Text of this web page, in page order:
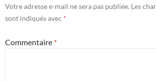
Votre adresse e-mail ne sera pas publiée. Les
sont indiqués avec *
Commentaire *